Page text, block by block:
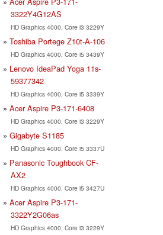
3322Y4G12AS
HD Graphics 4000, Core i3 3229Y
Toshiba Portege Z10t-A-106
HD Graphics 4000, Core i5 3439Y
Lenovo IdeaPad Yoga 11s-
59377342
HD Graphics 4000, Core i5 3339Y
Acer Aspire P3-171-6408
HD Graphics 4000, Core i3 3229Y
Gigabyte S1185
HD Graphics 4000, Core i5 3337U
Panasonic Toughbook CF-
AX2
HD Graphics 4000, Core i5 3427U
Acer Aspire P3-171-
3322Y2G06as
HD Graphics 4000, Core i3 3229Y